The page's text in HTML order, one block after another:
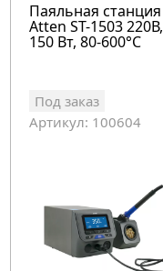
Паяльная станция
Atten ST-1503 220В,
150 Вт, 80-600°C
Под заказ
Артикул: 100604